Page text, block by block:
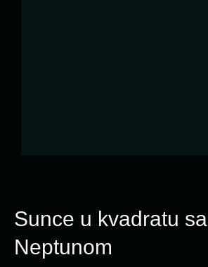
Sunce u kvadratu sa
Neptunom